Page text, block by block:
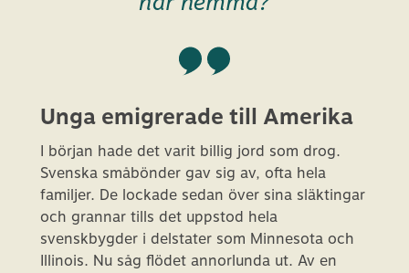
Unga emigrerade till Amerika
I början hade det varit billig jord som drog.
Svenska småbönder gav sig av, ofta hela
familjer. De lockade sedan över sina släktingar
och grannar tills det uppstod hela
svenskbygder i delstater som Minnesota och
Illinois. Nu såg flödet annorlunda ut. Av en